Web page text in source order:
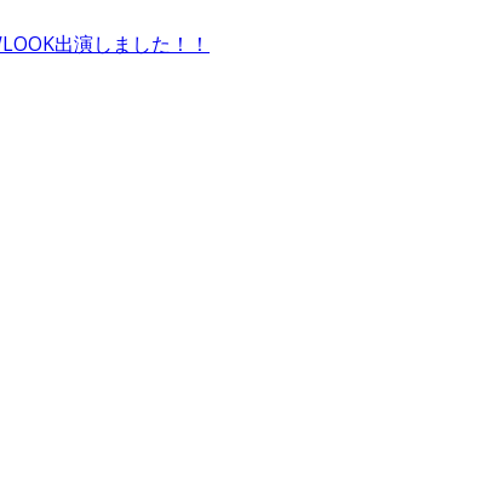
出演しました！！